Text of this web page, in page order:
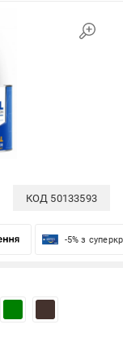
КОД 50133593
-5% з